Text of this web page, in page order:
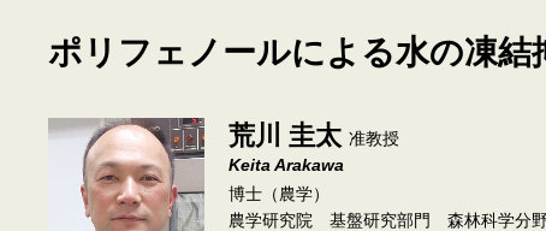
ポリフェノールによる水の凍結
荒川 圭太 准教授
Keita Arakawa
博士（農学）
農学研究院 基盤研究部門 森林科学分